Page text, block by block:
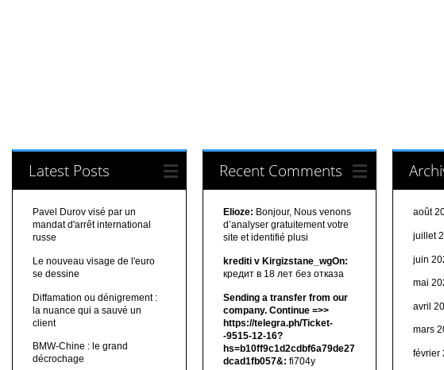
Latest Posts
Pavel Durov visé par un
mandat d'arrêt international
russe
Le nouveau visage de l'euro
se dessine
Diffamation ou dénigrement :
la nuance qui a sauvé un
client
BMW-Chine : le grand
décrochage
Recent Comments
Elioze: Bonjour, Nous venons
d’analyser gratuitement votre
site et identifié plusi
krediti v Kirgizstane_wgOn:
кредит в 18 лет без отказа
Sending a transfer from our
company. Continue =>>
https://telegra.ph/Ticket-
-9515-12-16?
hs=b10ff9c1d2cdbf6a79de27
dcad1fb057&: fi704y
août
juillet
juin
mai
avril
mars
février